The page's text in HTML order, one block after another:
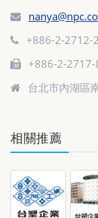
+886-2-2712-
+886-2-2717-
台北市內湖區
相關推薦